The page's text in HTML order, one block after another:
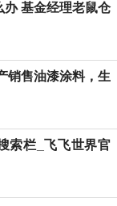
基金经理老鼠仓
销售油漆涂料，生
索栏_飞飞世界官